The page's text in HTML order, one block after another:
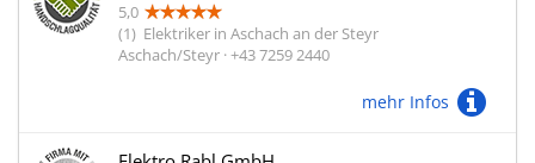
5,0
(1) Elektriker in Aschach an der Steyr
Aschach/Steyr · +43 7259 2440
mehr Infos